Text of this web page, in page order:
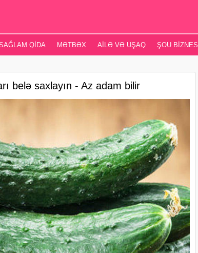
QIDA MƏTBƏX AILƏ VƏ UŞAQ ŞOU BIZNES
belə saxlayın - Az adam bilir